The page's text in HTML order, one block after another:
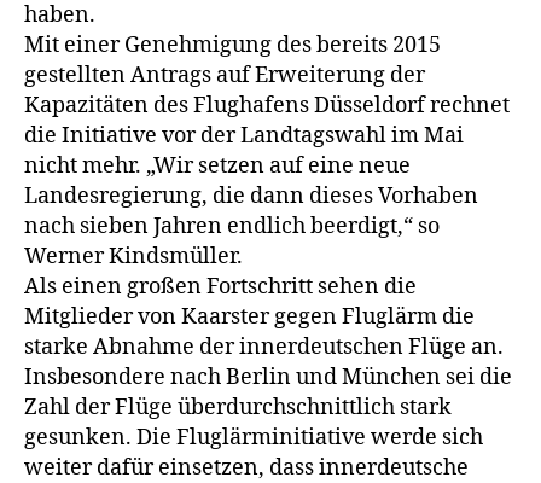
haben.
Mit einer Genehmigung des bereits 2015
gestellten Antrags auf Erweiterung der
Kapazitäten des Flughafens Düsseldorf rechnet
die Initiative vor der Landtagswahl im Mai
nicht mehr. „Wir setzen auf eine neue
Landesregierung, die dann dieses Vorhaben
nach sieben Jahren endlich beerdigt,“ so
Werner Kindsmüller.
Als einen großen Fortschritt sehen die
Mitglieder von Kaarster gegen Fluglärm die
starke Abnahme der innerdeutschen Flüge an.
Insbesondere nach Berlin und München sei die
Zahl der Flüge überdurchschnittlich stark
gesunken. Die Fluglärminitiative werde sich
weiter dafür einsetzen, dass innerdeutsche